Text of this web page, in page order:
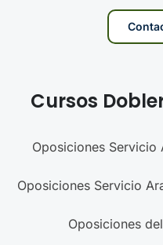
Cursos
Oposiciones Servicio
Oposiciones Servicio
Oposiciones